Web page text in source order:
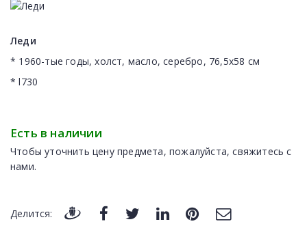
Леди
* 1960-тые годы, холст, масло, серебро, 76,5x58 см
* l730
Есть в наличии
Чтобы уточнить цену предмета, пожалуйста, свяжитесь с
нами.
Делится: